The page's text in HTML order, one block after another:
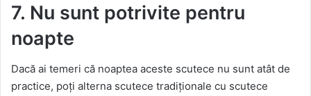
7. Nu sunt potrivite pentru
noapte
Dacă ai temeri că noaptea aceste scutece nu sunt atât de
practice, poți alterna scutece tradiționale cu scutece